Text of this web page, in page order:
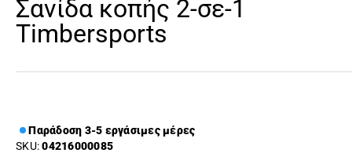
Σανίδα κοπής 2-σε-1
Timbersports
Παράδοση 3-5 εργάσιμες μέρες
SKU:04216000085